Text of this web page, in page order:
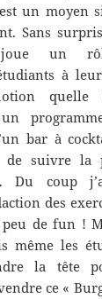
un moyen
Sans
joue un
à
quelle
bar à
suivre la
Du coup
des
de fun !
même les
la tête
ce «